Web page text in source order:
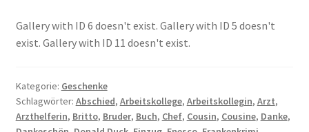
Gallery with ID 6 doesn't exist. Gallery with ID 5 doesn't
exist. Gallery with ID 11 doesn't exist.
Kategorie: Geschenke
Schlagwörter: Abschied, Arbeitskollege, Arbeitskollegin, Arzt,
Arzthelferin, Britto, Bruder, Buch, Chef, Cousin, Cousine, Danke,